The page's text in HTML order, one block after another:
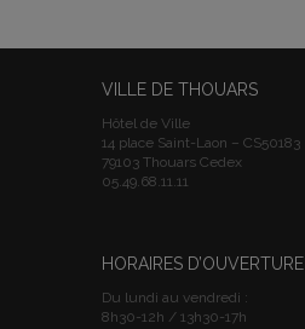
VILLE DE THOUARS
Hôtel de Ville
14 place Saint-Laon – CS50183
79103 Thouars Cedex
05.49.68.11.11
HORAIRES D’OUVERTURE
Du lundi au vendredi :
8h30-12h / 13h30-17h